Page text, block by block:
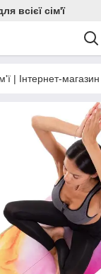
всієї сім'ї
| Інтернет-